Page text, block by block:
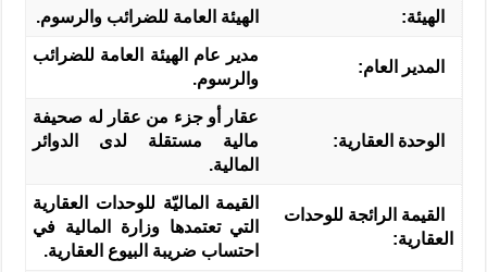
الهيئة: الهيئة العامة للضرائب والرسوم.
المدير العام:
مدير عام الهيئة العامة للضرائب
والرسوم.
الوحدة العقارية:
عقار أو جزء من عقار له صحيفة
مالية مستقلة لدى الدوائر
المالية.
القيمة الرائجة للوحدات
العقارية:
القيمة الماليّة للوحدات العقارية
التي تعتمدها وزارة المالية في
احتساب ضريبة البيوع العقارية.